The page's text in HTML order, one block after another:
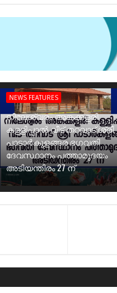
NEWS FEATURES
നീലേശ്വരം അങ്കക്കളരി
കള്ളിപ്പാൽ വീട് തറവാട് ശ്രീ
പാടാർകുളങ്ങര ഭഗവതി
ദേവസ്ഥാനം പത്താമുദയം
അടിയന്തിരം 27 ന്